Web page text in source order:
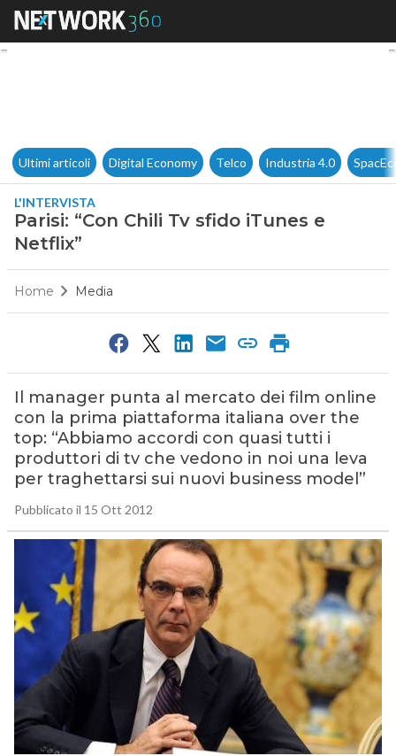
Parisi: “Con Chili Tv sfido
Ultimi articoli Digital Economy Telco Industria 4.0
L'INTERVISTA
Parisi: “Con Chili Tv sfido iTunes e
Netflix”
Home Media
Il manager punta al mercato dei film online
con la prima piattaforma italiana over the
top: “Abbiamo accordi con quasi tutti i
produttori di tv che vedono in noi una leva
per traghettarsi sui nuovi business model”
Pubblicato il 15 Ott 2012